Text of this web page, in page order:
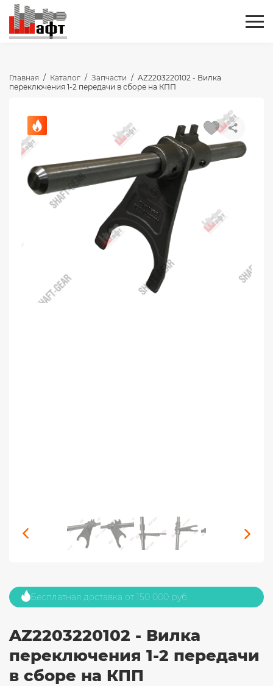
Главная / Каталог / Запчасти / AZ2203220102 - Вилка
переключения 1-2 передачи в сборе на КПП
Бесплатная доставка от 150 000 руб.
AZ2203220102 - Вилка
переключения 1-2 передачи
в сборе на КПП